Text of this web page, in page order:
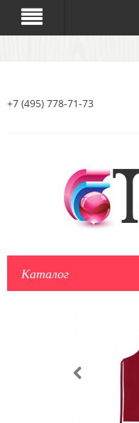
+7 (495) 778-71-73
Каталог